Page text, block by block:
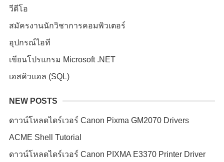
วีดีโอ
สมัครงานนักวิชาการคอมพิวเตอร์
อุปกรณ์ไอที
เขียนโปรแกรม Microsoft .NET
เอสคิวแอล (SQL)
NEW POSTS
ดาวน์โหลดไดร์เวอร์ Canon Pixma GM2070 Drivers
ACME Shell Tutorial
ดาวน์โหลดไดร์เวอร์ Canon PIXMA E3370 Printer Driver